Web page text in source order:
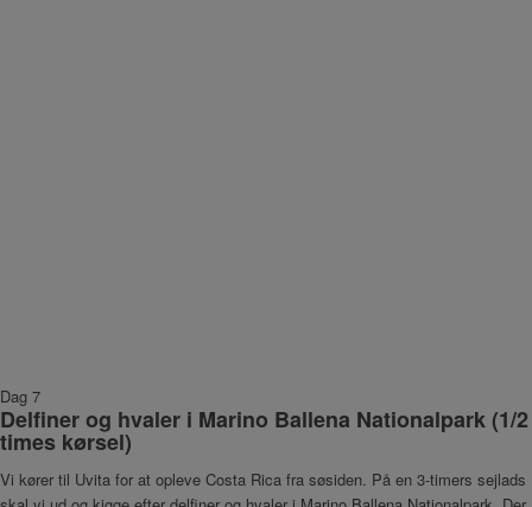
Dag 7
Delfiner og hvaler i Marino Ballena Nationalpark (1/2
times kørsel)
Vi kører til Uvita for at opleve Costa Rica fra søsiden. På en 3-timers sejlads